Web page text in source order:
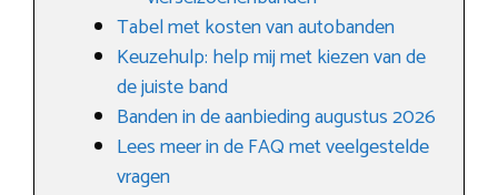
Tabel met kosten van autobanden
Keuzehulp: help mij met kiezen van de
de juiste band
Banden in de aanbieding augustus 2026
Lees meer in de FAQ met veelgestelde
vragen